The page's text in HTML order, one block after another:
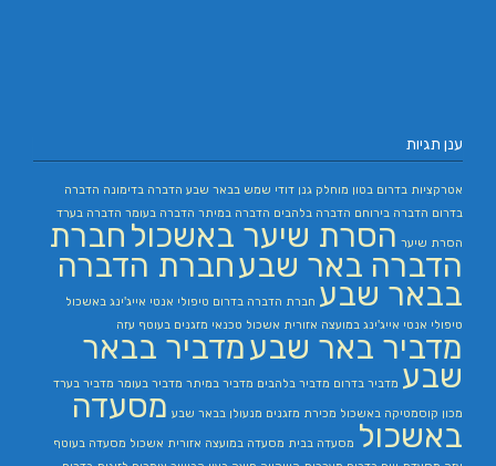
ענן תגיות
אטרקציות בדרום בטון מוחלק גנן דודי שמש בבאר שבע הדברה בדימונה הדברה
בדרום הדברה בירוחם הדברה בלהבים הדברה במיתר הדברה בעומר הדברה בערד
הסרת שיער הסרת שיער באשכול חברת
הדברה באר שבעחברת הדברה
בבאר שבע חברת הדברה בדרום טיפולי אנטי אייג'ינג באשכול
טיפולי אנטי אייג'ינג במועצה אזורית אשכול טכנאי מזגנים בעוטף עזה
מדביר באר שבעמדביר בבאר
שבע מדביר בדרום מדביר בלהבים מדביר במיתר מדביר בעומר מדביר בערד
מכון קוסמטיקה באשכול מכירת מזגנים מנעולן בבאר שבע מסעדה
באשכול מסעדה בבית מסעדה במועצה אזורית אשכול מסעדה בעוטף